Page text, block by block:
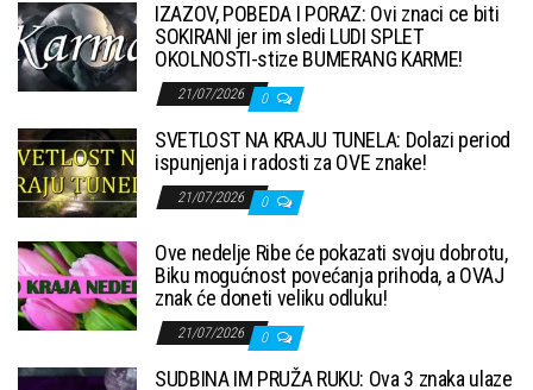
IZAZOV, POBEDA I PORAZ: Ovi znaci ce biti
SOKIRANI jer im sledi LUDI SPLET
OKOLNOSTI-stize BUMERANG KARME!
21/07/2026 0
SVETLOST NA KRAJU TUNELA: Dolazi period
ispunjenja i radosti za OVE znake!
21/07/2026 0
Ove nedelje Ribe će pokazati svoju dobrotu,
Biku mogućnost povećanja prihoda, a OVAJ
znak će doneti veliku odluku!
21/07/2026 0
SUDBINA IM PRUŽA RUKU: Ova 3 znaka ulaze